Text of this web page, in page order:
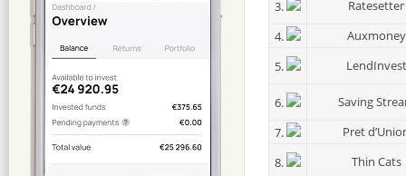
3.
Ratesetter
4.
Auxmoney
5.
LendInvest
6.
Saving
7.
Pret
8.
Thin Cats